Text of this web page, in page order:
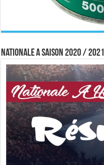
Nationale A saison 2020 / 2021